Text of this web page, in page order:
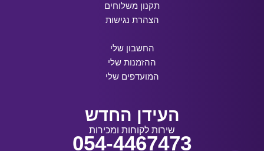
תקנון משלוחים
הצהרת נגישות
החשבון שלי
ההזמנות שלי
המועדפים שלי
העידן החדש
שירות לקוחות ומכירות
054-4467473